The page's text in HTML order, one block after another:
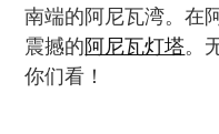
南端的阿尼瓦湾。在
震撼的阿尼瓦灯塔。
你们看！